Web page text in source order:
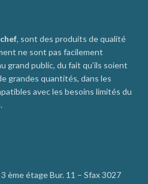
, sont des produits de qualité
ne sont pas facilement
grand public, du fait qu’ils soient
grandes quantités, dans les
avec les besoins limités du
ème étage Bur. 11 – Sfax 3027